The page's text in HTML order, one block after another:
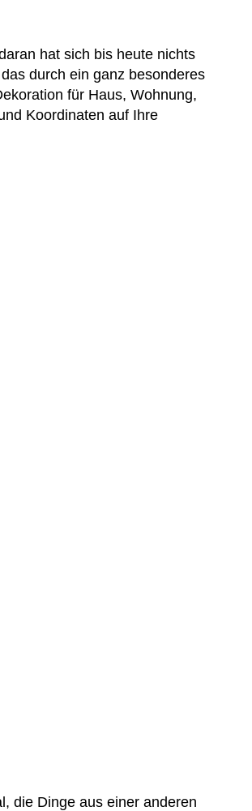
hat sich bis heute nichts
durch ein ganz besonderes
für Haus, Wohnung,
Koordinaten auf Ihre
die Dinge aus einer anderen